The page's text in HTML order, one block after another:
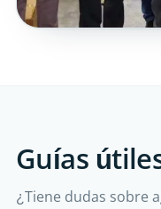
Guías
¿Tiene dudas sobre